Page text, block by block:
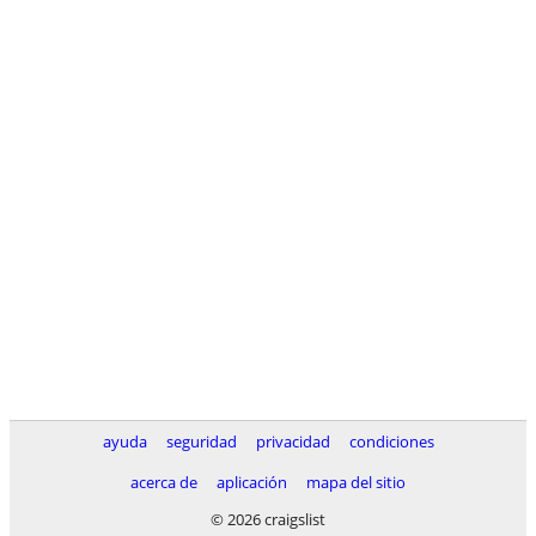
ayuda seguridad privacidad
condiciones
acerca de
aplicación
mapa del sitio
© 2026 craigslist